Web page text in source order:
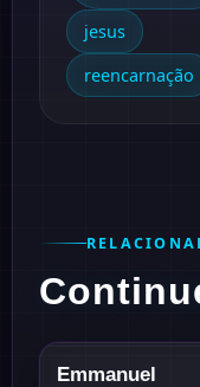
jesus
reencarnação
Emmanuel